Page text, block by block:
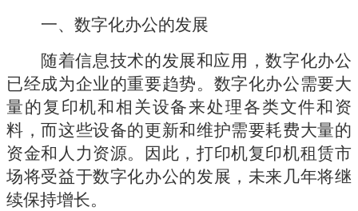
一、数字化办公的发展
随着信息技术的发展和应用，数字化办公
已经成为企业的重要趋势。数字化办公需要大
量的复印机和相关设备来处理各类文件和资
料，而这些设备的更新和维护需要耗费大量的
资金和人力资源。因此，打印机复印机租赁市
场将受益于数字化办公的发展，未来几年将继
续保持增长。